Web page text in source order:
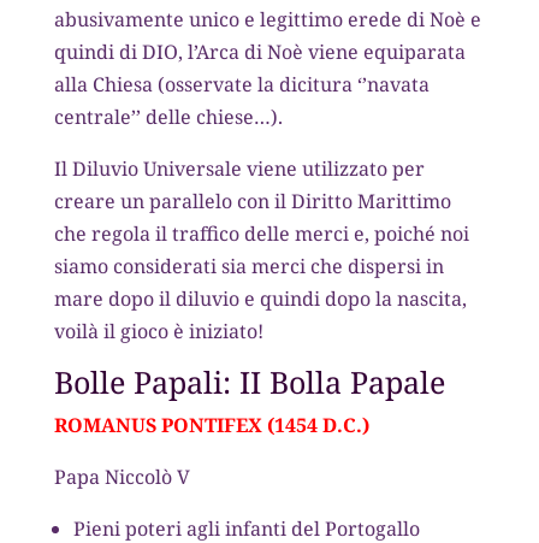
abusivamente unico e legittimo erede di Noè e
quindi di DIO, l’Arca di Noè viene equiparata
alla Chiesa (osservate la dicitura ‘’navata
centrale’’ delle chiese…).
Il Diluvio Universale viene utilizzato per
creare un parallelo con il Diritto Marittimo
che regola il traffico delle merci e, poiché noi
siamo considerati sia merci che dispersi in
mare dopo il diluvio e quindi dopo la nascita,
voilà il gioco è iniziato!
Bolle Papali: II Bolla Papale
ROMANUS PONTIFEX (1454 D.C.)
Papa Niccolò V
Pieni poteri agli infanti del Portogallo